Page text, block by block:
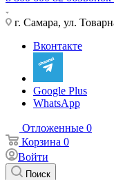
г. Самара, ул.
Вконтакте
Google Plus
WhatsApp
Отложенные 0
Корзина 0
Войти
Поиск